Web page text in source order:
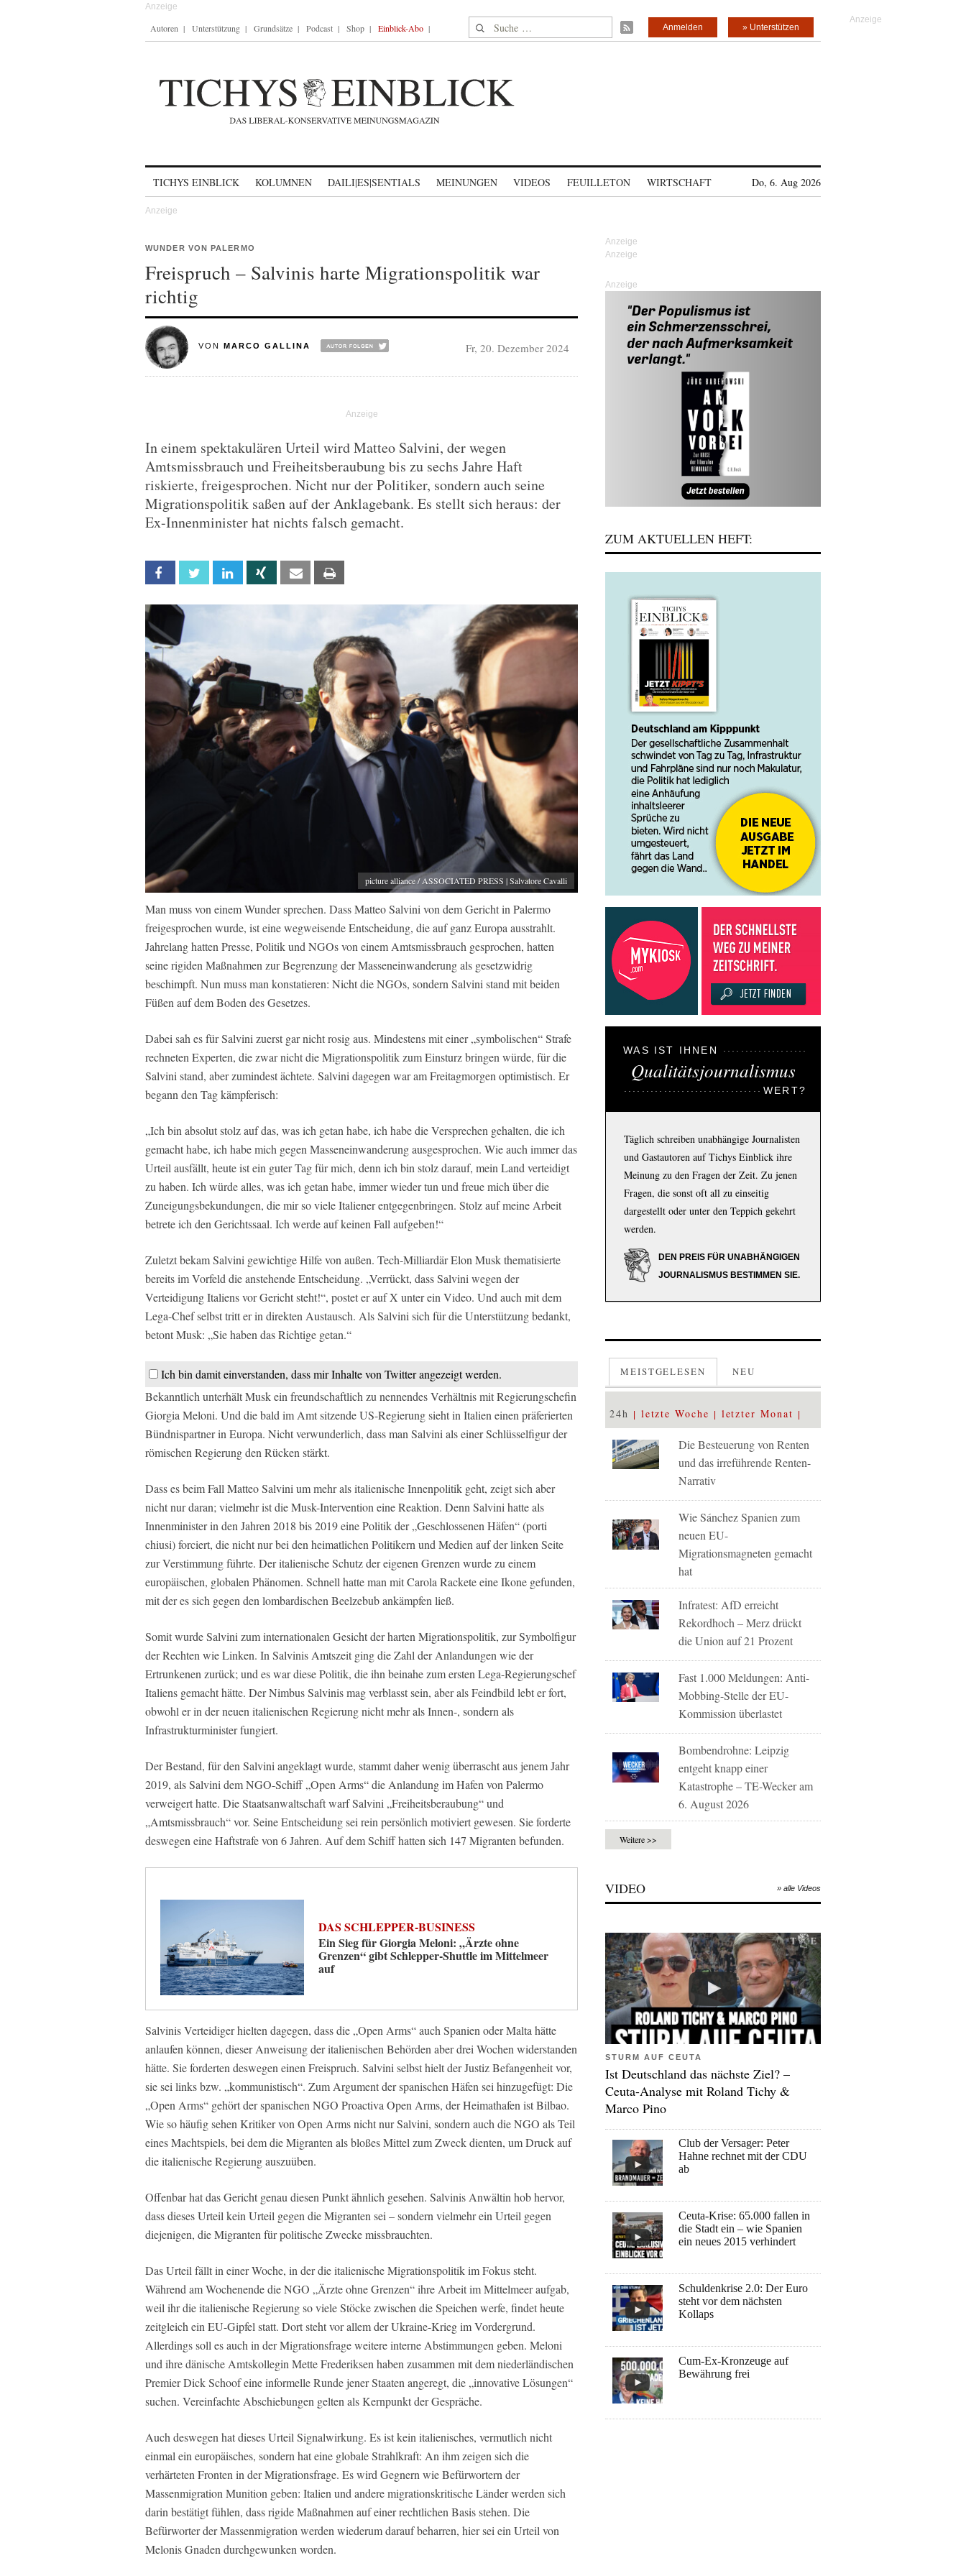
Autoren Unterstützung Grundsätze Podcast Shop Einblick-Abo Suche nach: » Unterstützen
Anmelden
TICHYS EINBLICK KOLUMNEN DAILI|ES|SENTIALS MEINUNGEN VIDEOS FEUILLETON WIRTSCHAFT Do, 6. Aug 2026
WUNDER VON PALERMO
Freispruch – Salvinis harte Migrationspolitik war
richtig
VON MARCO GALLINA Fr, 20. Dezember 2024
In einem spektakulären Urteil wird Matteo Salvini, der wegen
Amtsmissbrauch und Freiheitsberaubung bis zu sechs Jahre Haft
riskierte, freigesprochen. Nicht nur der Politiker, sondern auch seine
Migrationspolitik saßen auf der Anklagebank. Es stellt sich heraus: der
Ex-Innenminister hat nichts falsch gemacht.
Facebook Twitter Linkedin Xing Email
picture alliance / ASSOCIATED PRESS | Salvatore Cavalli
Man muss von einem Wunder sprechen. Dass Matteo Salvini von dem Gericht in Palermo
freigesprochen wurde, ist eine wegweisende Entscheidung, die auf ganz Europa ausstrahlt.
Jahrelang hatten Presse, Politik und NGOs von einem Amtsmissbrauch gesprochen, hatten
seine rigiden Maßnahmen zur Begrenzung der Masseneinwanderung als gesetzwidrig
beschimpft. Nun muss man konstatieren: Nicht die NGOs, sondern Salvini stand mit beiden
Füßen auf dem Boden des Gesetzes.
Dabei sah es für Salvini zuerst gar nicht rosig aus. Mindestens mit einer „symbolischen“ Strafe
rechneten Experten, die zwar nicht die Migrationspolitik zum Einsturz bringen würde, für die
Salvini stand, aber zumindest ächtete. Salvini dagegen war am Freitagmorgen optimistisch. Er
begann den Tag kämpferisch:
„Ich bin absolut stolz auf das, was ich getan habe, ich habe die Versprechen gehalten, die ich
gemacht habe, ich habe mich gegen Masseneinwanderung ausgesprochen. Wie auch immer das
Urteil ausfällt, heute ist ein guter Tag für mich, denn ich bin stolz darauf, mein Land verteidigt
zu haben. Ich würde alles, was ich getan habe, immer wieder tun und freue mich über die
Zuneigungsbekundungen, die mir so viele Italiener entgegenbringen. Stolz auf meine Arbeit
betrete ich den Gerichtssaal. Ich werde auf keinen Fall aufgeben!“
Zuletzt bekam Salvini gewichtige Hilfe von außen. Tech-Milliardär Elon Musk thematisierte
bereits im Vorfeld die anstehende Entscheidung. „Verrückt, dass Salvini wegen der
Verteidigung Italiens vor Gericht steht!“, postet er auf X unter ein Video. Und auch mit dem
Lega-Chef selbst tritt er in direkten Austausch. Als Salvini sich für die Unterstützung bedankt,
betont Musk: „Sie haben das Richtige getan.“
Ich bin damit einverstanden, dass mir Inhalte von Twitter angezeigt werden.
Bekanntlich unterhält Musk ein freundschaftlich zu nennendes Verhältnis mit Regierungschefin
Giorgia Meloni. Und die bald im Amt sitzende US-Regierung sieht in Italien einen präferierten
Bündnispartner in Europa. Nicht verwunderlich, dass man Salvini als einer Schlüsselfigur der
römischen Regierung den Rücken stärkt.
Dass es beim Fall Matteo Salvini um mehr als italienische Innenpolitik geht, zeigt sich aber
nicht nur daran; vielmehr ist die Musk-Intervention eine Reaktion. Denn Salvini hatte als
Innenminister in den Jahren 2018 bis 2019 eine Politik der „Geschlossenen Häfen“ (porti
chiusi) forciert, die nicht nur bei den heimatlichen Politikern und Medien auf der linken Seite
zur Verstimmung führte. Der italienische Schutz der eigenen Grenzen wurde zu einem
europäischen, globalen Phänomen. Schnell hatte man mit Carola Rackete eine Ikone gefunden,
mit der es sich gegen den lombardischen Beelzebub ankämpfen ließ.
Somit wurde Salvini zum internationalen Gesicht der harten Migrationspolitik, zur Symbolfigur
der Rechten wie Linken. In Salvinis Amtszeit ging die Zahl der Anlandungen wie der
Ertrunkenen zurück; und es war diese Politik, die ihn beinahe zum ersten Lega-Regierungschef
Italiens gemacht hätte. Der Nimbus Salvinis mag verblasst sein, aber als Feindbild lebt er fort,
obwohl er in der neuen italienischen Regierung nicht mehr als Innen-, sondern als
Infrastrukturminister fungiert.
Der Bestand, für den Salvini angeklagt wurde, stammt daher wenig überrascht aus jenem Jahr
2019, als Salvini dem NGO-Schiff „Open Arms“ die Anlandung im Hafen von Palermo
verweigert hatte. Die Staatsanwaltschaft warf Salvini „Freiheitsberaubung“ und
„Amtsmissbrauch“ vor. Seine Entscheidung sei rein persönlich motiviert gewesen. Sie forderte
deswegen eine Haftstrafe von 6 Jahren. Auf dem Schiff hatten sich 147 Migranten befunden.
DAS SCHLEPPER-BUSINESS
Ein Sieg für Giorgia Meloni: „Ärzte ohne
Grenzen“ gibt Schlepper-Shuttle im Mittelmeer
auf
Salvinis Verteidiger hielten dagegen, dass die „Open Arms“ auch Spanien oder Malta hätte
anlaufen können, dieser Anweisung der italienischen Behörden aber drei Wochen widerstanden
hätte. Sie forderten deswegen einen Freispruch. Salvini selbst hielt der Justiz Befangenheit vor,
sie sei links bzw. „kommunistisch“. Zum Argument der spanischen Häfen sei hinzugefügt: Die
„Open Arms“ gehört der spanischen NGO Proactiva Open Arms, der Heimathafen ist Bilbao.
Wie so häufig sehen Kritiker von Open Arms nicht nur Salvini, sondern auch die NGO als Teil
eines Machtspiels, bei dem die Migranten als bloßes Mittel zum Zweck dienten, um Druck auf
die italienische Regierung auszuüben.
Offenbar hat das Gericht genau diesen Punkt ähnlich gesehen. Salvinis Anwältin hob hervor,
dass dieses Urteil kein Urteil gegen die Migranten sei – sondern vielmehr ein Urteil gegen
diejenigen, die Migranten für politische Zwecke missbrauchten.
Das Urteil fällt in einer Woche, in der die italienische Migrationspolitik im Fokus steht.
Während am Wochenende die NGO „Ärzte ohne Grenzen“ ihre Arbeit im Mittelmeer aufgab,
weil ihr die italienische Regierung so viele Stöcke zwischen die Speichen werfe, findet heute
zeitgleich ein EU-Gipfel statt. Dort steht vor allem der Ukraine-Krieg im Vordergrund.
Allerdings soll es auch in der Migrationsfrage weitere interne Abstimmungen geben. Meloni
und ihre dänische Amtskollegin Mette Frederiksen haben zusammen mit dem niederländischen
Premier Dick Schoof eine informelle Runde jener Staaten angeregt, die „innovative Lösungen“
suchen. Vereinfachte Abschiebungen gelten als Kernpunkt der Gespräche.
Auch deswegen hat dieses Urteil Signalwirkung. Es ist kein italienisches, vermutlich nicht
einmal ein europäisches, sondern hat eine globale Strahlkraft: An ihm zeigen sich die
verhärteten Fronten in der Migrationsfrage. Es wird Gegnern wie Befürwortern der
Massenmigration Munition geben: Italien und andere migrationskritische Länder werden sich
darin bestätigt fühlen, dass rigide Maßnahmen auf einer rechtlichen Basis stehen. Die
Befürworter der Massenmigration werden wiederum darauf beharren, hier sei ein Urteil von
Melonis Gnaden durchgewunken worden.
Anzeige
ZUM AKTUELLEN HEFT:
WAS IST IHNEN
Qualitätsjournalismus
WERT?
Täglich schreiben unabhängige Journalisten
und Gastautoren auf Tichys Einblick ihre
Meinung zu den Fragen der Zeit. Zu jenen
Fragen, die sonst oft all zu einseitig
dargestellt oder unter den Teppich gekehrt
werden.
DEN PREIS FÜR UNABHÄNGIGEN
JOURNALISMUS BESTIMMEN SIE.
MEISTGELESEN NEU
24h letzte Woche letzter Monat
Die Besteuerung von Renten
und das irreführende Renten-
Narrativ
Wie Sánchez Spanien zum
neuen EU-
Migrationsmagneten gemacht
hat
Infratest: AfD erreicht
Rekordhoch – Merz drückt
die Union auf 21 Prozent
Fast 1.000 Meldungen: Anti-
Mobbing-Stelle der EU-
Kommission überlastet
Bombendrohne: Leipzig
entgeht knapp einer
Katastrophe – TE-Wecker am
6. August 2026
Weitere >>
VIDEO » alle Videos
STURM AUF CEUTA
Ist Deutschland das nächste Ziel? –
Ceuta-Analyse mit Roland Tichy &
Marco Pino
Club der Versager: Peter
Hahne rechnet mit der CDU
ab
Ceuta-Krise: 65.000 fallen in
die Stadt ein – wie Spanien
ein neues 2015 verhindert
Schuldenkrise 2.0: Der Euro
steht vor dem nächsten
Kollaps
Cum-Ex-Kronzeuge auf
Bewährung frei